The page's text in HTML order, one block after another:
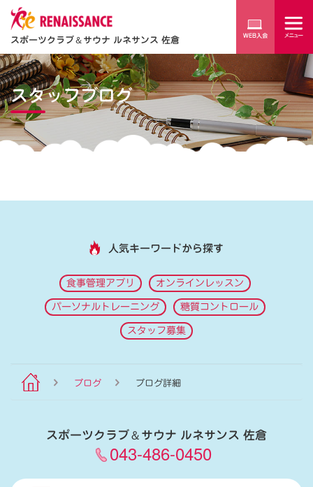
スポーツクラブ＆サウナ ルネサンス 佐倉
スタッフブログ
人気キーワードから探す
食事管理アプリ オンラインレッスン
パーソナルトレーニング 糖質コントロール
スタッフ募集
ブログ ブログ詳細
スポーツクラブ＆サウナ ルネサンス 佐倉
043-486-0450